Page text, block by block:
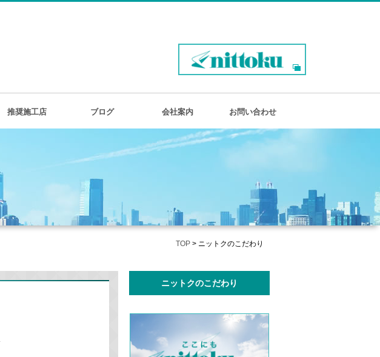
推奨施工店 ブログ 会社案内 お問い合わせ
TOP > ニットクのこだわり
ニットクのこだわり